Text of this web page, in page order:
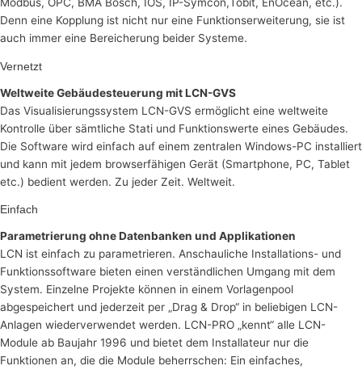
Modbus, OPC, BMA Bosch, IOS, IP-Symcon,Tobit, EnOcean, etc.).
Denn eine Kopplung ist nicht nur eine Funktionserweiterung, sie ist
auch immer eine Bereicherung beider Systeme.
Vernetzt
Weltweite Gebäudesteuerung mit LCN-GVS
Das Visualisierungssystem LCN-GVS ermöglicht eine weltweite
Kontrolle über sämtliche Stati und Funktionswerte eines Gebäudes.
Die Software wird einfach auf einem zentralen Windows-PC installiert
und kann mit jedem browserfähigen Gerät (Smartphone, PC, Tablet
etc.) bedient werden. Zu jeder Zeit. Weltweit.
Einfach
Parametrierung ohne Datenbanken und Applikationen
LCN ist einfach zu parametrieren. Anschauliche Installations- und
Funktionssoftware bieten einen verständlichen Umgang mit dem
System. Einzelne Projekte können in einem Vorlagenpool
abgespeichert und jederzeit per „Drag & Drop“ in beliebigen LCN-
Anlagen wiederverwendet werden. LCN-PRO „kennt“ alle LCN-
Module ab Baujahr 1996 und bietet dem Installateur nur die
Funktionen an, die die Module beherrschen: Ein einfaches,